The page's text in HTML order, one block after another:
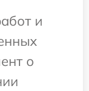
и
о